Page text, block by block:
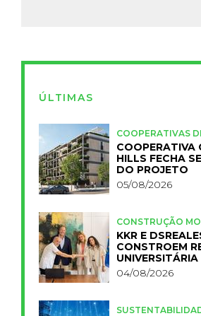
ÚLTIMAS
COOPERATIVAS
COOPERATIVA
HILLS FECHA
DO PROJETO
05/08/2026
CONSTRUÇÃO
KKR E
CONSTROEM
FCT
04/08/2026